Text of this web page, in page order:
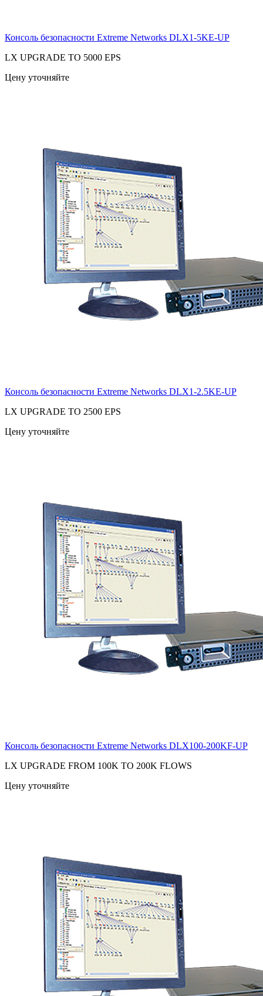
Консоль безопасности Extreme Networks DLX1-5KE-UP
LX UPGRADE TO 5000 EPS
Цену уточняйте
Консоль безопасности Extreme Networks DLX1-2.5KE-UP
LX UPGRADE TO 2500 EPS
Цену уточняйте
Консоль безопасности Extreme Networks DLX100-200KF-UP
LX UPGRADE FROM 100K TO 200K FLOWS
Цену уточняйте